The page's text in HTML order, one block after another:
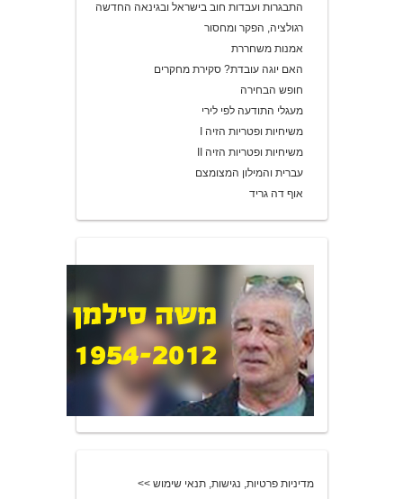
התבגרות ועבדות חוב בישראל ובגינאה החדשה
רגולציה, הפקר ומחסור
אמנות משחררת
האם יוגה עובדת? סקירת מחקרים
חופש הבחירה
מעגלי התודעה לפי לירי
משיחיות ופטריות הזיה I
משיחיות ופטריות הזיה II
עברית והמילון המצומצם
אוף דה גריד
מדיניות פרטיות, נגישות, תנאי שימוש >>